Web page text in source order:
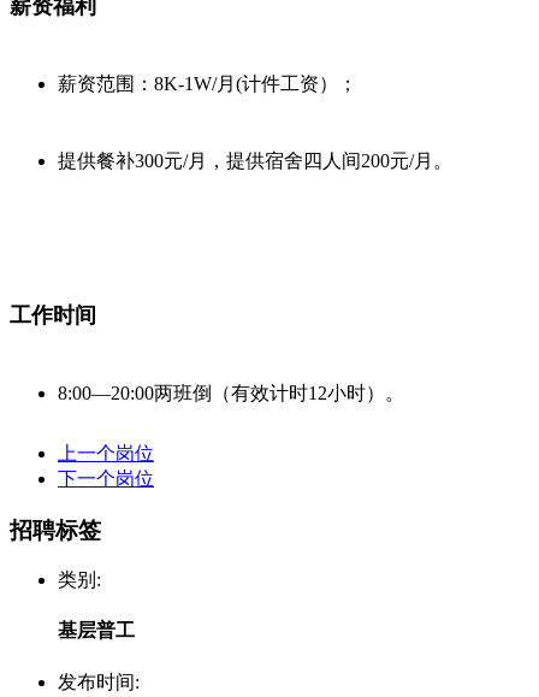
薪资福利
薪资范围：8K-1W/月(计件工资）；
提供餐补300元/月，提供宿舍四人间200元/月。
工作时间
8:00—20:00两班倒（有效计时12小时）。
上一个岗位
下一个岗位
招聘标签
类别:
基层普工
发布时间: